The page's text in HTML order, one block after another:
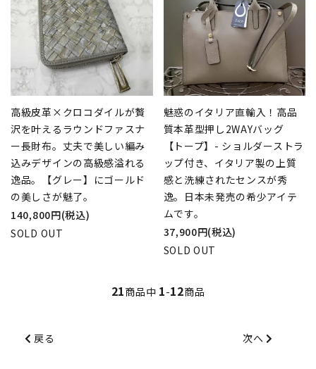
高級皮革×クロコダイルが贅
沢を叶えるラウンドファスナ
ー長財布。丈夫で美しい編み
込みデザインの高級感溢れる
逸品。【グレー】にゴールド
の美しさが魅了。
140,800円(税込)
SOLD OUT
魅惑のイタリア直輸入！高品
質本革型押し2WAYバッグ
【トープ】- ショルダーストラ
ップ付き、イタリア製の上質
感と洗練されたセンスが秀
逸。日本未発売の希少アイテ
ムです。
37,900円(税込)
SOLD OUT
21商品中 1-12商品
戻る 次へ